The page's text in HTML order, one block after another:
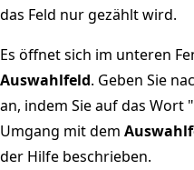
das Feld nur gezählt wird.
Es öffnet sich im unteren
Auswahlfeld. Geben Sie
an, indem Sie auf das Wort "
Umgang mit dem
der Hilfe beschrieben.